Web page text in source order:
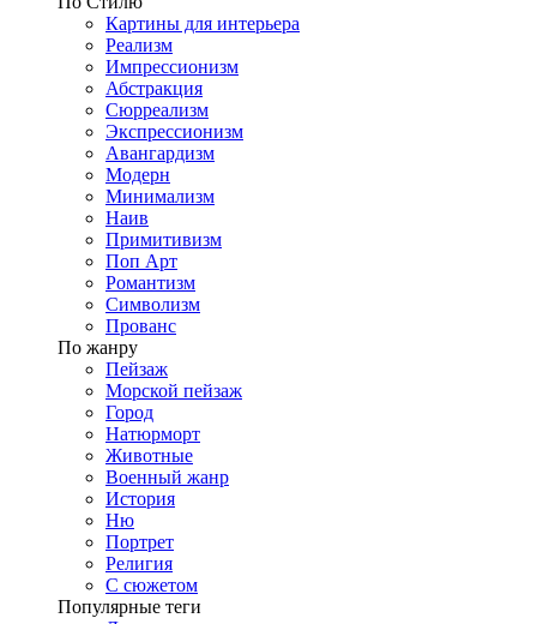
Картины для интерьера
Реализм
Импрессионизм
Абстракция
Сюрреализм
Экспрессионизм
Авангардизм
Модерн
Минимализм
Наив
Примитивизм
Поп Арт
Романтизм
Символизм
Прованс
По жанру
Пейзаж
Морской пейзаж
Город
Натюрморт
Животные
Военный жанр
История
Ню
Портрет
Религия
С сюжетом
Популярные теги